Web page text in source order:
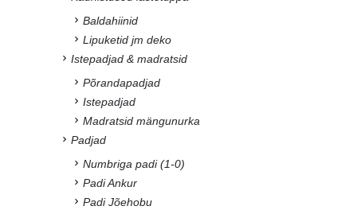
Baldahiinid
Lipuketid jm deko
Istepadjad & madratsid
Põrandapadjad
Istepadjad
Madratsid mängunurka
Padjad
Numbriga padi (1-0)
Padi Ankur
Padi Jõehobu